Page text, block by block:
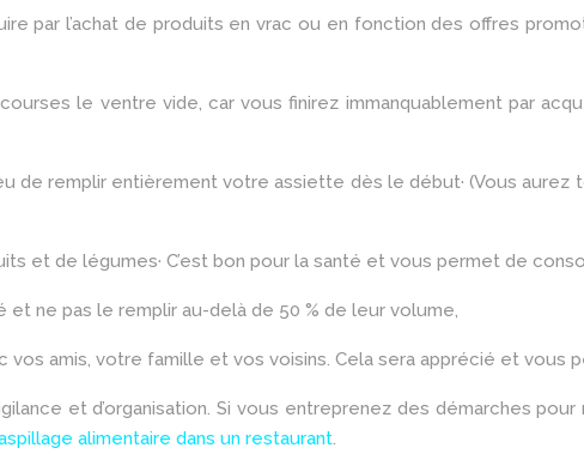
l’achat de produits en vrac ou en fonction des offres
le ventre vide, car vous finirez immanquablement par
remplir entièrement votre assiette dès le début· (Vous aurez
de légumes· C’est bon pour la santé et vous permet de
ne pas le remplir au-delà de 50 % de leur volume,
amis, votre famille et vos voisins. Cela sera apprécié et vous
et d’organisation. Si vous entreprenez des démarches
alimentaire dans un restaurant.